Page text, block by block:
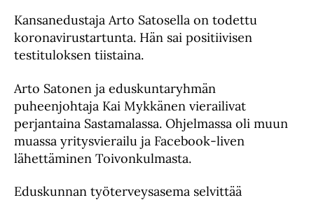
Kansanedustaja Arto Satosella on todettu
koronavirustartunta. Hän sai positiivisen
testituloksen tiistaina.
Arto Satonen ja eduskuntaryhmän
puheenjohtaja Kai Mykkänen vierailivat
perjantaina Sastamalassa. Ohjelmassa oli muun
muassa yritysvierailu ja Facebook-liven
lähettäminen Toivonkulmasta.
Eduskunnan työterveysasema selvittää